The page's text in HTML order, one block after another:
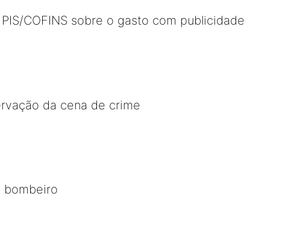
COFINS sobre o gasto com publicidade
da cena de crime
bombeiro